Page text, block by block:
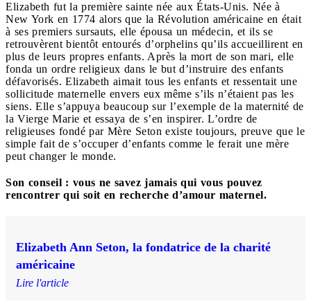
Elizabeth fut la première sainte née aux États-Unis. Née à
New York en 1774 alors que la Révolution américaine en était
à ses premiers sursauts, elle épousa un médecin, et ils se
retrouvèrent bientôt entourés d’orphelins qu’ils accueillirent en
plus de leurs propres enfants. Après la mort de son mari, elle
fonda un ordre religieux dans le but d’instruire des enfants
défavorisés. Elizabeth aimait tous les enfants et ressentait une
sollicitude maternelle envers eux même s’ils n’étaient pas les
siens. Elle s’appuya beaucoup sur l’exemple de la maternité de
la Vierge Marie et essaya de s’en inspirer. L’ordre de
religieuses fondé par Mère Seton existe toujours, preuve que le
simple fait de s’occuper d’enfants comme le ferait une mère
peut changer le monde.
Son conseil : vous ne savez jamais qui vous pouvez
rencontrer qui soit en recherche d’amour maternel.
Elizabeth Ann Seton, la fondatrice de la charité
américaine
Lire l'article